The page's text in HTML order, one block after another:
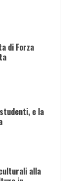
di Forza
e la
alla